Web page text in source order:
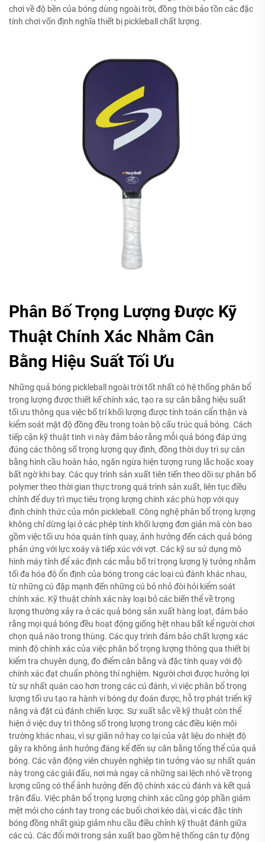
chơi về độ bền của bóng dùng ngoài trời, đồng thời bảo tồn các đặc
tính chơi vốn định nghĩa thiết bị pickleball chất lượng.
Phân Bố Trọng Lượng Được Kỹ
Thuật Chính Xác Nhằm Cân
Bằng Hiệu Suất Tối Ưu
Những quả bóng pickleball ngoài trời tốt nhất có hệ thống phân bổ
trọng lượng được thiết kế chính xác, tạo ra sự cân bằng hiệu suất
tối ưu thông qua việc bố trí khối lượng được tính toán cẩn thận và
kiểm soát mật độ đồng đều trong toàn bộ cấu trúc quả bóng. Cách
tiếp cận kỹ thuật tinh vi này đảm bảo rằng mỗi quả bóng đáp ứng
đúng các thông số trọng lượng quy định, đồng thời duy trì sự cân
bằng hình cầu hoàn hảo, ngăn ngừa hiện tượng rung lắc hoặc xoay
bất ngờ khi bay. Các quy trình sản xuất tiên tiến theo dõi sự phân bố
polymer theo thời gian thực trong quá trình sản xuất, liên tục điều
chỉnh để duy trì mục tiêu trọng lượng chính xác phù hợp với quy
định chính thức của môn pickleball. Công nghệ phân bổ trọng lượng
không chỉ dừng lại ở các phép tính khối lượng đơn giản mà còn bao
gồm việc tối ưu hóa quán tính quay, ảnh hưởng đến cách quả bóng
phản ứng với lực xoáy và tiếp xúc với vợt. Các kỹ sư sử dụng mô
hình máy tính để xác định các mẫu bố trí trọng lượng lý tưởng nhằm
tối đa hóa độ ổn định của bóng trong các loại cú đánh khác nhau,
từ những cú đập mạnh đến những cú bỏ nhỏ đòi hỏi kiểm soát
chính xác. Kỹ thuật chính xác này loại bỏ các biến thể về trọng
lượng thường xảy ra ở các quả bóng sản xuất hàng loạt, đảm bảo
rằng mọi quả bóng đều hoạt động giống hệt nhau bất kể người chơi
chọn quả nào trong thùng. Các quy trình đảm bảo chất lượng xác
minh độ chính xác của việc phân bổ trọng lượng thông qua thiết bị
kiểm tra chuyên dụng, đo điểm cân bằng và đặc tính quay với độ
chính xác đạt chuẩn phòng thí nghiệm. Người chơi được hưởng lợi
từ sự nhất quán cao hơn trong các cú đánh, vì việc phân bổ trọng
lượng tối ưu tạo ra hành vi bóng dự đoán được, hỗ trợ phát triển kỹ
năng và đặt cú đánh chiến lược. Sự xuất sắc về kỹ thuật còn thể
hiện ở việc duy trì thông số trọng lượng trong các điều kiện môi
trường khác nhau, vì sự giãn nở hay co lại của vật liệu do nhiệt độ
gây ra không ảnh hưởng đáng kể đến sự cân bằng tổng thể của quả
bóng. Các vận động viên chuyên nghiệp tin tưởng vào sự nhất quán
này trong các giải đấu, nơi mà ngay cả những sai lệch nhỏ về trọng
lượng cũng có thể ảnh hưởng đến độ chính xác cú đánh và kết quả
trận đấu. Việc phân bổ trọng lượng chính xác cũng góp phần giảm
mệt mỏi cho cánh tay trong các buổi chơi kéo dài, vì các đặc tính
bóng đồng nhất giúp giảm nhu cầu điều chỉnh kỹ thuật đánh giữa
các cú. Các đổi mới trong sản xuất bao gồm hệ thống cân tự động